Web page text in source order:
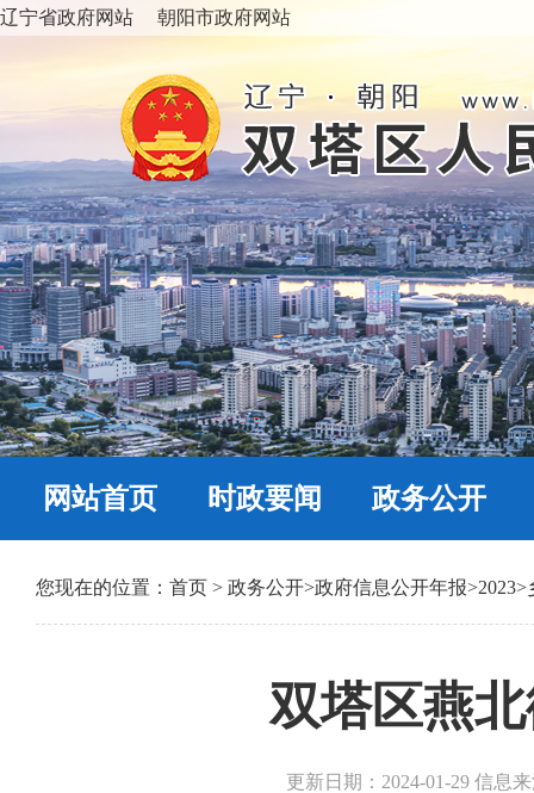
辽宁省政府网站 朝阳市政府网站
网站首页 时政要闻 政务公开
您现在的位置： 首页 > 政务公开>政府信息公开年报>2023>
双塔区燕
更新日期：2024-01-29 信息